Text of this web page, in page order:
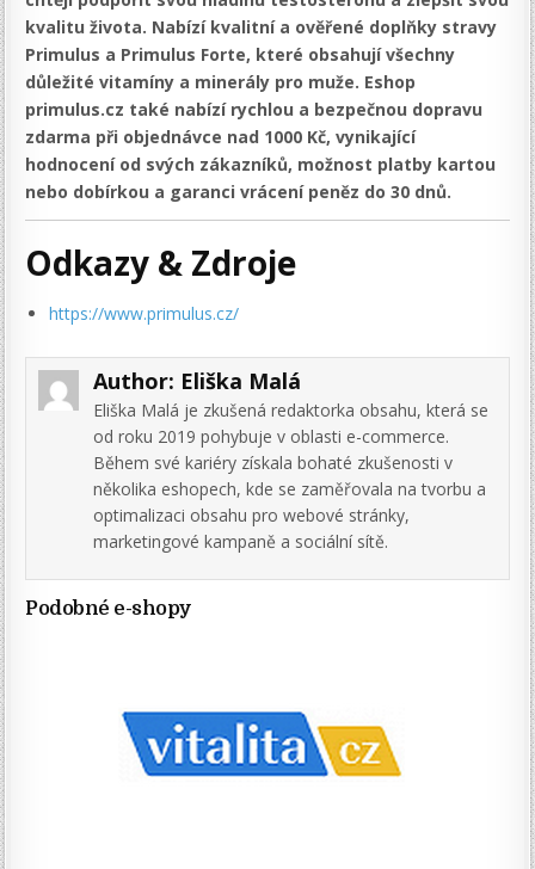
kvalitu života. Nabízí kvalitní a ověřené doplňky stravy
Primulus a Primulus Forte, které obsahují všechny
důležité vitamíny a minerály pro muže. Eshop
primulus.cz také nabízí rychlou a bezpečnou dopravu
zdarma při objednávce nad 1000 Kč, vynikající
hodnocení od svých zákazníků, možnost platby kartou
nebo dobírkou a garanci vrácení peněz do 30 dnů.
Odkazy & Zdroje
https://www.primulus.cz/
Author: Eliška Malá
Eliška Malá je zkušená redaktorka obsahu, která se
od roku 2019 pohybuje v oblasti e-commerce.
Během své kariéry získala bohaté zkušenosti v
několika eshopech, kde se zaměřovala na tvorbu a
optimalizaci obsahu pro webové stránky,
marketingové kampaně a sociální sítě.
Podobné e-shopy